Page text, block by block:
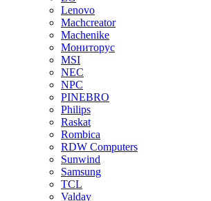
Lenovo
Machcreator
Machenike
Мониторус
MSI
NEC
NPC
PINEBRO
Philips
Raskat
Rombica
RDW Computers
Sunwind
Samsung
TCL
Valday